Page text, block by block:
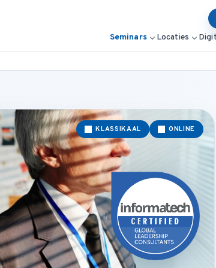
Seminars Locaties
KLASSIKAAL ONLINE